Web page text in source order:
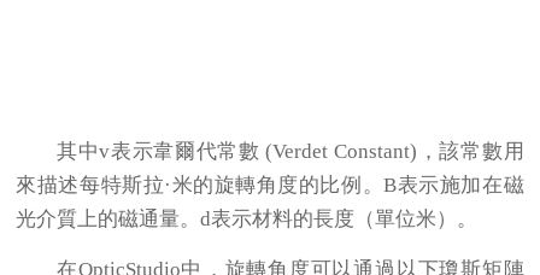
其中v表示韋爾代常數 (Verdet Constant)，該常數用
來描述每特斯拉·米的旋轉角度的比例。B表示施加在磁
光介質上的磁通量。d表示材料的長度（單位米）。
在OpticStudio中，旋轉角度可以通過以下瓊斯矩陣